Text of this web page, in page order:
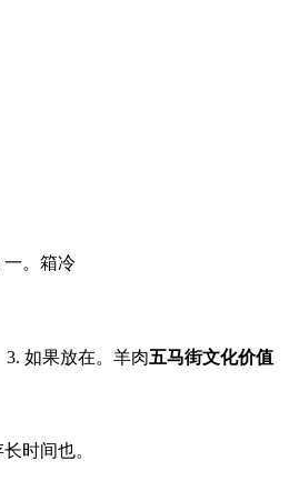
一。箱冷
如果放在。羊肉五马街文化价值
时间也。